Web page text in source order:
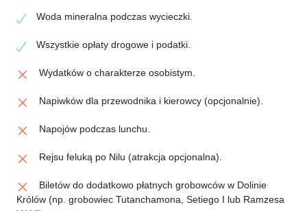
Woda mineralna podczas wycieczki.
Wszystkie opłaty drogowe i podatki.
Wydatków o charakterze osobistym.
Napiwków dla przewodnika i kierowcy (opcjonalnie).
Napojów podczas lunchu.
Rejsu feluką po Nilu (atrakcja opcjonalna).
Biletów do dodatkowo płatnych grobowców w Dolinie
Królów (np. grobowiec Tutanchamona, Setiego I lub Ramzesa